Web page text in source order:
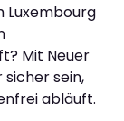
Luxembourg
Mit Neuer
sicher sein,
abläuft.